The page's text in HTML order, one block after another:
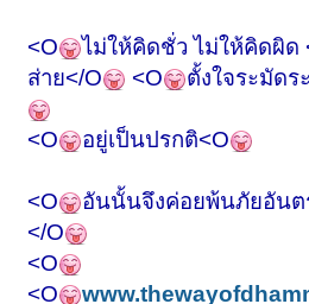
<O ไม่ให้คิดชั่ว ไม่ให้คิดผิด
ส่าย</O <O ตั้งใจระมัดร
<O อยู่เป็นปรกติ<O
<O อันนั้นจึงค่อยพ้นภัยอันต
</O
<O
<O